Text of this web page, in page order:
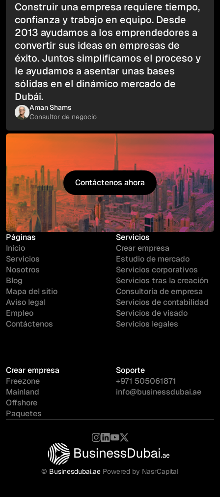
Construir una empresa requiere tiempo,
confianza y trabajo en equipo. Desde
2013 ayudamos a los emprendedores a
convertir sus ideas en empresas de
éxito. Juntos simplificamos el proceso y
le ayudamos a asentar unas bases
sólidas en el dinámico mercado de
Dubái.
Aman Shams
Consultor de negocio
Contáctenos ahora
Contáctenos ahora
Páginas
Inicio
Servicios
Nosotros
Blog
Mapa del sitio
Aviso legal
Empleo
Contáctenos
Servicios
Crear empresa
Estudio de mercado
Servicios corporativos
Servicios tras la creación
Consultoría de empresa
Servicios de contabilidad
Servicios de visado
Servicios legales
Crear empresa
Freezone
Mainland
Offshore
Paquetes
Soporte
+971 505061871
info@businessdubai.ae
© Businesdubai.ae Powered by NasrCapital